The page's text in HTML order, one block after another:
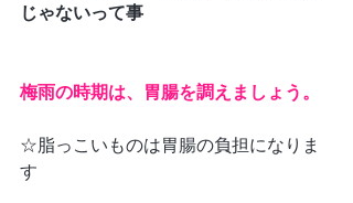
じゃないって事
梅雨の時期は、胃腸を調えましょう。
☆脂っこいものは胃腸の負担になりま
す